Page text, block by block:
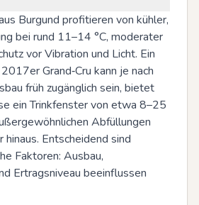
Burgund profitieren von kühler,
bei rund 11–14 °C, moderater
vor Vibration und Licht. Ein
Grand‑Cru kann je nach
früh zugänglich sein, bietet
ein Trinkfenster von etwa 8–25
Abfüllungen
hinaus. Entscheidend sind
Faktoren: Ausbau,
Ertragsniveau beeinflussen